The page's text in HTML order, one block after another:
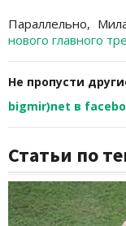
Параллельно,
нового главного
Не пропусти
bigmir)net в
Статьи по